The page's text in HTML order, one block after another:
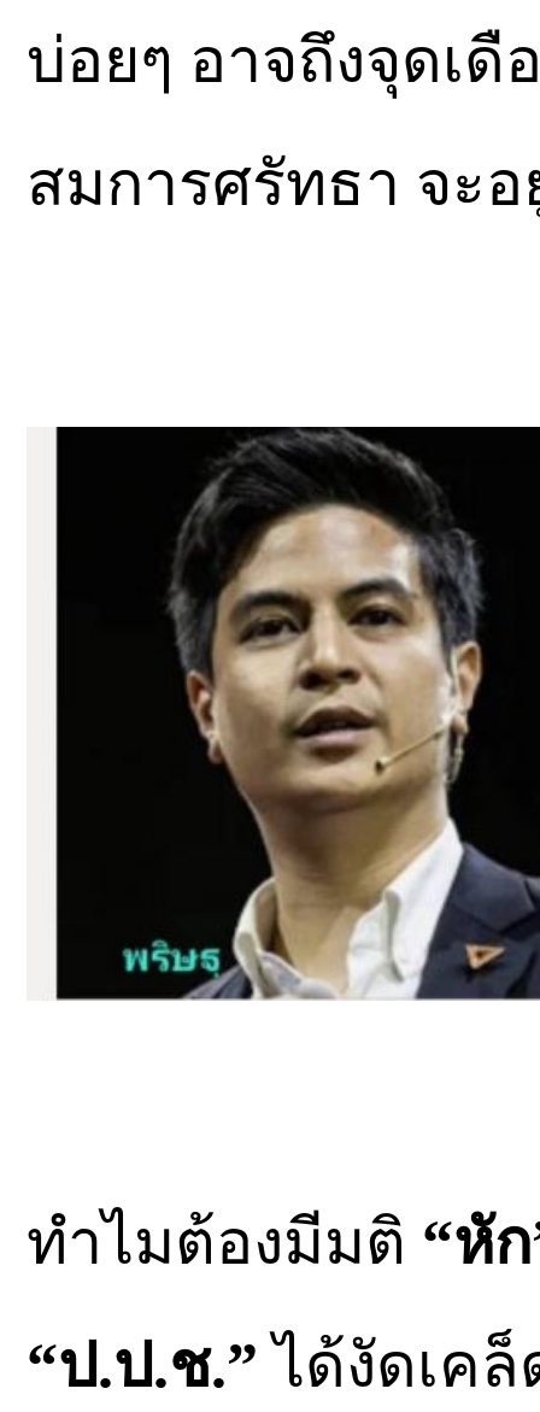
บ่อยๆ อาจถึงจุดเ
สมการศรัทธา จะ
ทำไมต้องมีมติ “หั
“ป.ป.ช.”ได้งัดเค